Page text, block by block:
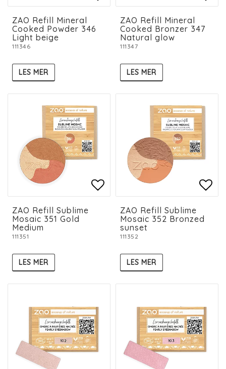
Add to list of
ZAO Refill Mineral
Cooked Powder 346
Light beige
111346
LES MER
ZAO Refill Mineral
Cooked Bronzer 347
Natural glow
111347
LES MER
Add to list of
Add to list of
ZAO Refill Sublime
Mosaic 351 Gold
Medium
111351
LES MER
ZAO Refill Sublime
Mosaic 352 Bronzed
sunset
111352
LES MER